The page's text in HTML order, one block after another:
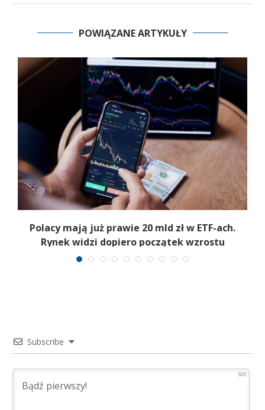
POWIĄZANE ARTYKUŁY
Polacy mają już prawie 20 mld zł w ETF-ach.
Rynek widzi dopiero początek wzrostu
Subscribe
500